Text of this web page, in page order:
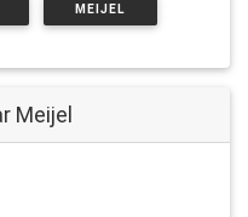
MEIJEL
Meijel